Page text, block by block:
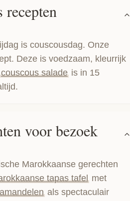
recepten
is couscousdag. Onze
Deze is voedzaam, kleurrijk
couscous saladeis in 15
voor bezoek
Marokkaanse gerechten
tapas tafelmet
als spectaculair